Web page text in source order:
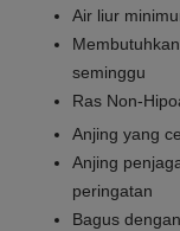
Air liur
seminggu
Ras Non-
Anjing yang
Anjing
peringatan
Bagus